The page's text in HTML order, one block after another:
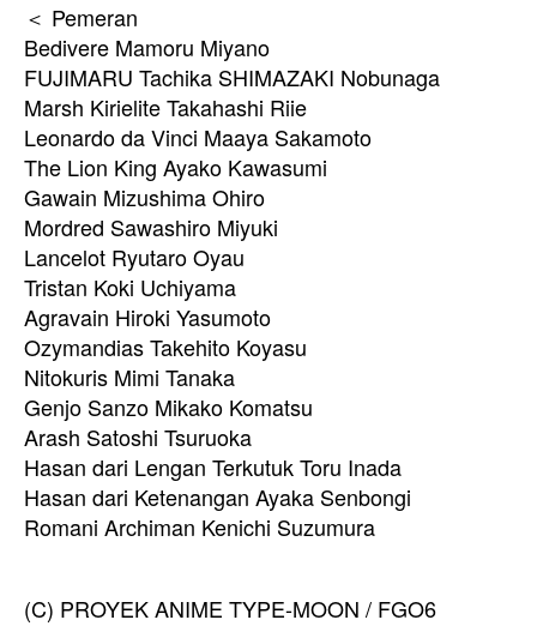
＜ Pemeran
Bedivere Mamoru Miyano
FUJIMARU Tachika SHIMAZAKI Nobunaga
Marsh Kirielite Takahashi Riie
Leonardo da Vinci Maaya Sakamoto
The Lion King Ayako Kawasumi
Gawain Mizushima Ohiro
Mordred Sawashiro Miyuki
Lancelot Ryutaro Oyau
Tristan Koki Uchiyama
Agravain Hiroki Yasumoto
Ozymandias Takehito Koyasu
Nitokuris Mimi Tanaka
Genjo Sanzo Mikako Komatsu
Arash Satoshi Tsuruoka
Hasan dari Lengan Terkutuk Toru Inada
Hasan dari Ketenangan Ayaka Senbongi
Romani Archiman Kenichi Suzumura
(C) PROYEK ANIME TYPE-MOON / FGO6